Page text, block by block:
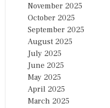
November 2025
October 2025
September 2025
August 2025
July 2025
June 2025
May 2025
April 2025
March 2025